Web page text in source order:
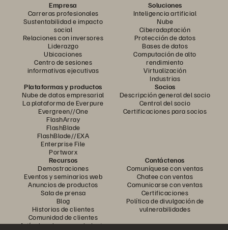
Empresa
Carreras profesionales
Sustentabilidad e impacto
social
Relaciones con inversores
Liderazgo
Ubicaciones
Centro de sesiones
informativas ejecutivas
Soluciones
Inteligencia artificial
Nube
Ciberadaptación
Protección de datos
Bases de datos
Computación de alto
rendimiento
Virtualización
Industrias
Plataformas y productos
Nube de datos empresarial
La plataforma de Everpure
Evergreen//One
FlashArray
FlashBlade
FlashBlade//EXA
Enterprise File
Portworx
Socios
Descripción general del socio
Central del socio
Certificaciones para socios
Recursos
Demostraciones
Eventos y seminarios web
Anuncios de productos
Sala de prensa
Blog
Historias de clientes
Comunidad de clientes
Artículo sobre conocimiento
Contáctenos
Comuníquese con ventas
Chatee con ventas
Comunicarse con ventas
Certificaciones
Política de divulgación de
vulnerabilidades